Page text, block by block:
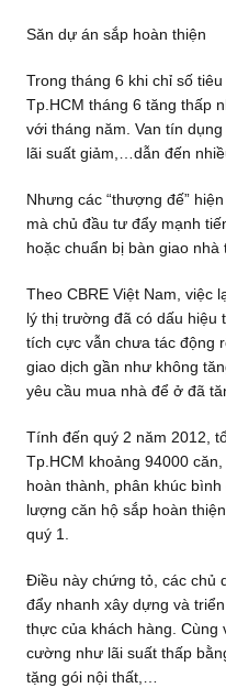
Săn dự án sắp hoàn thiện
Trong tháng 6 khi chỉ số
Tp.HCM tháng 6 tăng thấp
với tháng năm. Van tín
lãi suất giảm,…dẫn đến
Nhưng các “thượng đế”
mà chủ đầu tư đẩy mạnh
hoặc chuẩn bị bàn giao
Theo CBRE Việt Nam, việc
lý thị trường đã có dấu hiệu
tích cực vẫn chưa tác động
giao dịch gần như không
yêu cầu mua nhà để ở đã
Tính đến quý 2 năm 2012,
Tp.HCM khoảng 94000
hoàn thành, phân khúc
lượng căn hộ sắp hoàn
quý 1.
Điều này chứng tỏ, các chủ
đẩy nhanh xây dựng và
thực của khách hàng.
cường như lãi suất thấp
tặng gói nội thất,…